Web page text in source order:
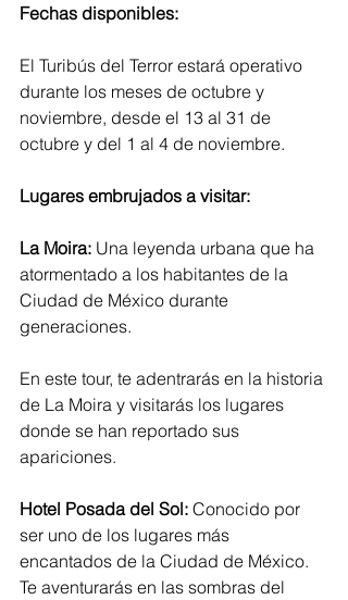
Fechas disponibles:
El Turibús del Terror estará operativo
durante los meses de octubre y
noviembre, desde el 13 al 31 de
octubre y del 1 al 4 de noviembre.
Lugares embrujados a visitar:
La Moira: Una leyenda urbana que ha
atormentado a los habitantes de la
Ciudad de México durante
generaciones.
En este tour, te adentrarás en la historia
de La Moira y visitarás los lugares
donde se han reportado sus
apariciones.
Hotel Posada del Sol: Conocido por
ser uno de los lugares más
encantados de la Ciudad de México.
Te aventurarás en las sombras del